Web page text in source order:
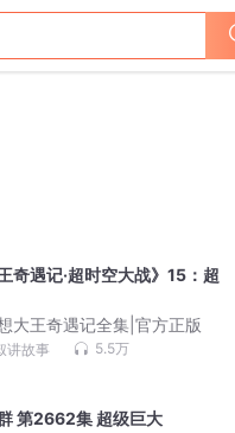
奇遇记·超时空大战》15：超
大王奇遇记全集|官方正版
讲故事 5.5万
第2662集 超级巨大